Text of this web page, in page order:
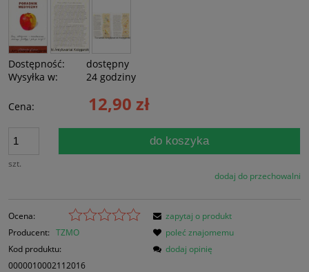
Dostępność:
dostępny
Wysyłka w:
24 godziny
Cena: 12,90 zł
szt.
do koszyka
dodaj do przechowalni
Ocena:
Producent: TZMO
Kod produktu:
0000010002112016
zapytaj o produkt
poleć znajomemu
dodaj opinię